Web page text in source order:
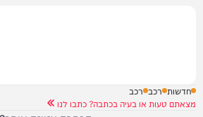
חדשות רכב רכב
מצאתם טעות או בעיה בכתבה? כתבו לנו